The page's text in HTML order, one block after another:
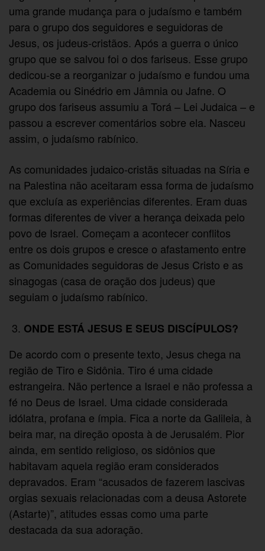
uma grande mudança para o judaísmo e também
para o grupo dos seguidores e seguidoras de
Jesus, os judeus-cristãos. Após a guerra o único
grupo que se salvou foi o dos fariseus. Esse grupo
dedicou-se a reorganizar o judaísmo e fundou uma
Academia ou Sinédrio em Jâmnia ou Jafne. O
grupo dos fariseus assumiu a Torá – Lei Judaica – e
passou a escrever comentários sobre ela. Nasceu
assim, o judaísmo rabínico.
As comunidades judaico-cristãs situadas na Síria e
na Palestina não aceitaram essa forma de judaísmo
que excluía as experiências diferentes. Eram duas
formas diferentes de viver a herança deixada pelo
povo de Israel. Começam a acontecer conflitos
entre os dois grupos e cresce o afastamento entre
as Comunidades seguidoras de Jesus Cristo e as
sinagogas (casa de oração dos judeus) que
seguiam o judaísmo rabínico.
ONDE ESTÁ JESUS E SEUS DISCÍPULOS?
De acordo com o presente texto, Jesus chega na
região de Tiro e Sidônia. Tiro é uma cidade
estrangeira. Não pertence a Israel e não professa a
fé no Deus de Israel. Uma cidade considerada
idólatra, profana e ímpia. Fica a norte da Galileia, à
beira mar, na direção oposta à de Jerusalém. Pior
ainda, em sentido religioso, os sidônios que
habitavam aquela região eram considerados
depravados. Eram “acusados de fazerem lascivas
orgias sexuais relacionadas com a deusa Astorete
(Astarte)”, atitudes essas como uma parte
destacada da sua adoração.